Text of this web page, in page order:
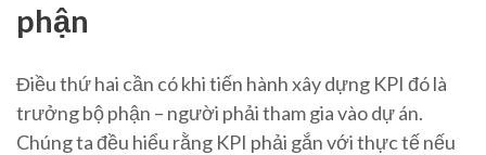
phận
Điều thứ hai cần có khi tiến hành xây dựng KPI đó là
trưởng bộ phận – người phải tham gia vào dự án.
Chúng ta đều hiểu rằng KPI phải gắn với thực tế nếu